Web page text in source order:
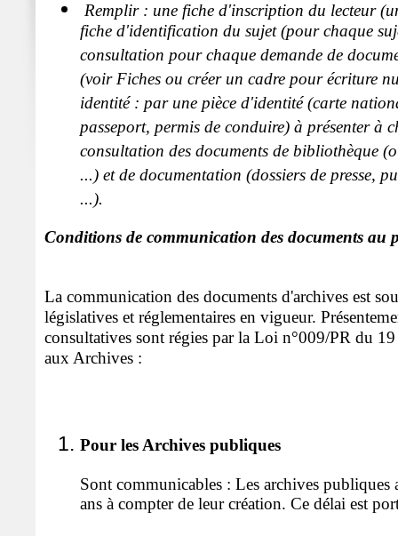
Remplir : une fiche d'inscription du lecteur
fiche d'identification du sujet (pour chaque
consultation pour chaque demande de
(voir Fiches ou créer un cadre pour écriture
identité : par une pièce d'identité (carte
passeport, permis de conduire) à présenter à
consultation des documents de bibliothèque
...) et de documentation (dossiers de presse,
...).
Conditions de communication des documents au
La communication des documents d'archives est
législatives et réglementaires en vigueur.
consultatives sont régies par la Loi n°009/PR du
aux Archives :
Pour les Archives publiques
Sont communicables : Les archives publiques
ans à compter de leur création. Ce délai est